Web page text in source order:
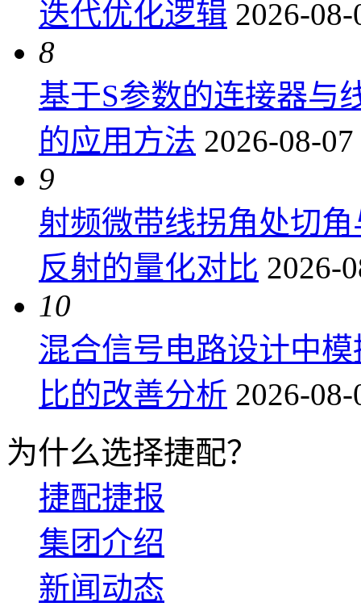
迭代优化逻辑 2026-
8
基于S参数的连接器与
的应用方法 2026-08-
9
射频微带线拐角处切
反射的量化对比 2026-
10
混合信号电路设计中
比的改善分析 2026-
为什么选择捷配？
捷配捷报
集团介绍
新闻动态